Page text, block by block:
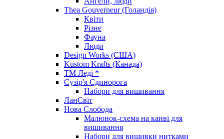
Thea Gouverneur (Голандія)
Квіти
Різне
Фауна
Люди
Design Works (США)
Kustom Krafts (Канада)
ТМ Леді *
Сузір'я Єдинорога
Набори для вишивання
ЛанСвіт
Нова Слобода
Малюнок-схема на канві для
вишивання
Набори для вишивки нитками